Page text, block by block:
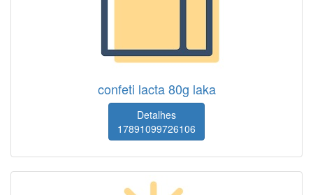
confeti lacta 80g laka
Detalhes
17891099726106